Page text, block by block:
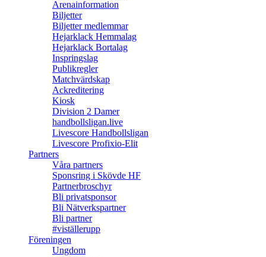
Arenainformation
Biljetter
Biljetter medlemmar
Hejarklack Hemmalag
Hejarklack Bortalag
Inspringslag
Publikregler
Matchvärdskap
Ackreditering
Kiosk
Division 2 Damer
handbollsligan.live
Livescore Handbollsligan
Livescore Profixio-Elit
Partners
Våra partners
Sponsring i Skövde HF
Partnerbroschyr
Bli privatsponsor
Bli Nätverkspartner
Bli partner
#viställerupp
Föreningen
Ungdom